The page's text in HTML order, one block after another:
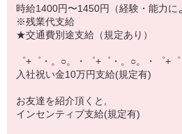
▼人気案件も多数♪
短期・期間限定・オープニング・官
上場/優良/大手企業など
【スマホ面接実施中】
￣￣￣￣￣￣￣￣￣
自宅に居ながらスマホでカンタン面接
オンライン面談なのでスピード対応。
即日登録もOK♪
時給1400円〜1450円（経験・能力に
※残業代支給
★交通費別途支給（規定あり）
゜+゜・。○。・゜+゜・。○。・゜+゜
入社祝い金10万円支給(規定有)
お友達を紹介頂くと,
インセンティブ支給(規定有)